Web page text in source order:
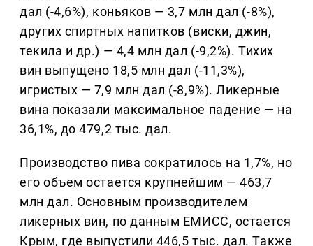
дал (-4,6%), коньяков — 3,7 млн дал (-8%),
других спиртных напитков (виски, джин,
текила и др.) — 4,4 млн дал (-9,2%). Тихих
вин выпущено 18,5 млн дал (-11,3%),
игристых — 7,9 млн дал (-8,9%). Ликерные
вина показали максимальное падение — на
36,1%, до 479,2 тыс. дал.
Производство пива сократилось на 1,7%, но
его объем остается крупнейшим — 463,7
млн дал. Основным производителем
ликерных вин, по данным ЕМИСС, остается
Крым, где выпустили 446,5 тыс. дал. Также